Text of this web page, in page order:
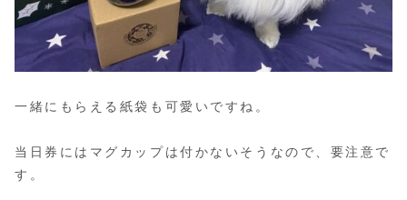
一緒にもらえる紙袋も可愛いですね。
当日券にはマグカップは付かないそうなので、要注意で
す。